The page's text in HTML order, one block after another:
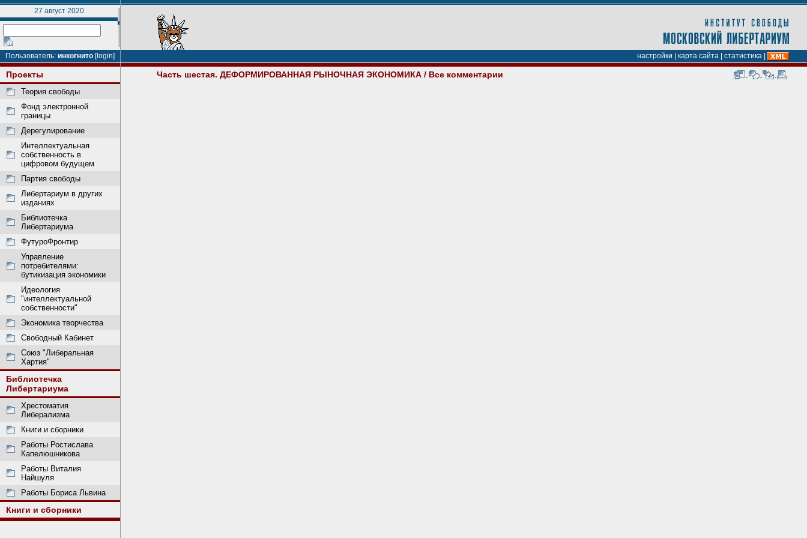
27 август 2020
Пользователь: инкогнито [login] настройки карта сайта статистика
Проекты
Теория свободы
Фонд электронной
границы
Дерегулирование
Интеллектуальная
собственность в
цифровом будущем
Партия свободы
Либертариум в других
изданиях
Библиотечка
Либертариума
ФутуроФронтир
Управление
потребителями:
бутикизация экономики
Идеология
"интеллектуальной
собственности"
Экономика творчества
Свободный Кабинет
Союз "Либеральная
Хартия"
Библиотечка
Либертариума
Хрестоматия
Либерализма
Книги и сборники
Работы Ростислава
Капелюшникова
Работы Виталия
Найшуля
Работы Бориса Львина
Книги и сборники
Часть шестая. ДЕФОРМИРОВАННАЯ РЫНОЧНАЯ ЭКОНОМИКА / Все комментарии